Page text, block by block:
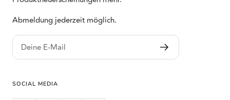
Abmeldung jederzeit möglich.
Deine E-Mail
SOCIAL MEDIA